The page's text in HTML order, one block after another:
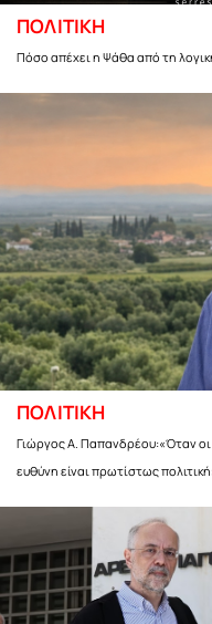
ΠΟΛΙΤΙΚΗ
ΠΟΛΙΤΙΚΗ
Γιώργος Α. Παπανδρέου:«Όταν
ευθύνη είναι πρωτίστως